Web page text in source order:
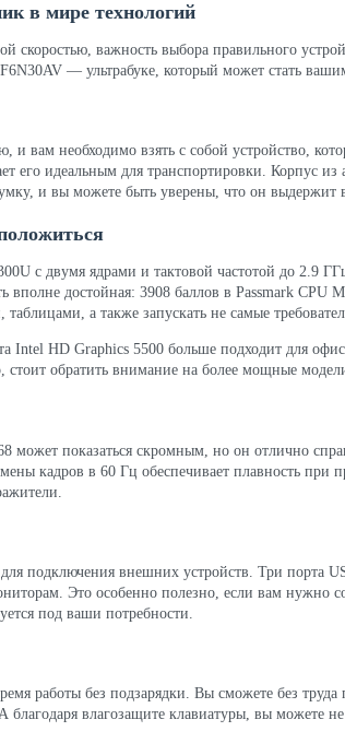
в мире технологий
важность выбора правильного
— ультрабуке, который может стать
вам необходимо взять с собой устройство,
его идеальным для транспортировки. Корпус
и вы можете быть уверены, что он
с двумя ядрами и тактовой частотой до 2.9
вполне достойная: 3908 баллов в Passmark CPU
а также запускать не самые
Intel HD Graphics 5500 больше подходит для
стоит обратить внимание на более мощные
показаться скромным, но он отлично
кадров в 60 Гц обеспечивает плавность при
подключения внешних устройств. Три порта
Это особенно полезно, если вам нужно
под ваши потребности.
работы без подзарядки. Вы сможете без
влагозащите клавиатуры, вы можете